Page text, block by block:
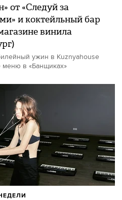
от «Следуй за
и коктейльный бар
винила
ужин в Kuznyahouse
меню в «Банщиках»